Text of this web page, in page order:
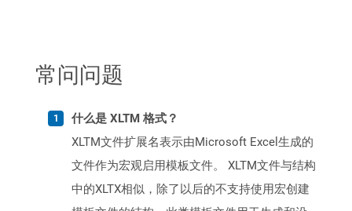
常问问题
什么是 XLTM 格式？
XLTM文件扩展名表示由Microsoft Excel生成的
文件作为宏观启用模板文件。 XLTM文件与结构
中的XLTX相似，除了以后的不支持使用宏创建